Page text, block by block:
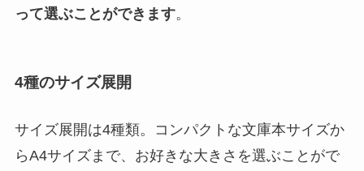
って選ぶことができます。
4種のサイズ展開
サイズ展開は4種類。コンパクトな文庫本サイズか
らA4サイズまで、お好きな大きさを選ぶことがで